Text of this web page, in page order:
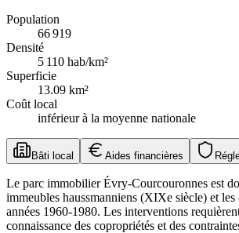
Population
66 919
Densité
5 110 hab/km²
Superficie
13.09 km²
Coût local
inférieur à la moyenne nationale
Bâti local Aides financières
Le parc immobilier Évry-Courcouronnes est
immeubles haussmanniens (XIXe siècle) et les
années 1960-1980. Les interventions
connaissance des copropriétés et des